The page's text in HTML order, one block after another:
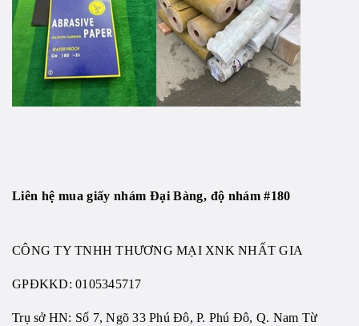
Liên hệ mua giấy nhám Đại Bàng, độ nhám #180
CÔNG TY TNHH THƯƠNG MẠI XNK NHẤT GIA
GPĐKKD: 0105345717
Trụ sở HN: Số 7, Ngõ 33 Phú Đô, P. Phú Đô, Q. Nam Từ